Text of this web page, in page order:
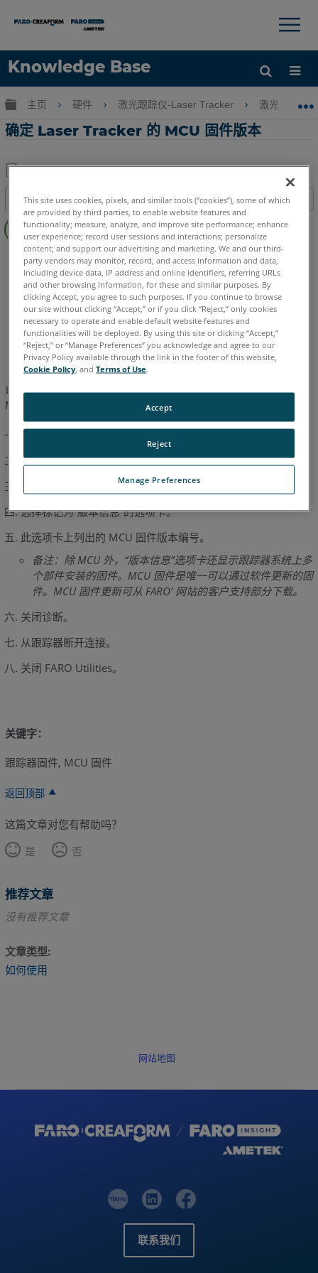
Knowledge Base
语言
×
扩展/隐缩全局层次
主页 硬件 激光跟踪仪-Laser Tracker 激光跟踪仪-
确定 Laser Tracker 的 MCU 固件版本
另
存
为
PDF
目录
无
眉
Laser Tracker Vantage ION Si X Xi
德语 意大利语 日语 法语 简体中文 英语 葡萄牙语
西班牙语 韩语
以下步骤可用于确定您的 FARO Laser Tracker 上当前安装的
MCU 固件版本：
打开 FARO Utilities。
按“连接”按钮，然后按“确定”以连接到跟踪器。
选择标记为“版本信息”的选项卡。
此选项卡上列出的 MCU 固件版本编号。
备注：除 MCU 外，“版本信息”选项卡还显示跟踪器系统上多
个部件安装的固件。MCU 固件是唯一可以通过软件更新的固
件。MCU 固件更新可从 FARO’ 网站的客户支持部分下载。
关闭诊断。
从跟踪器断开连接。
关闭 FARO Utilities。
关键字：
跟踪器固件, MCU 固件
返回顶部
这篇文章对您有帮助吗？
是
否
推荐文章
没有推荐文章
文章类型
如何使用
网站地图
联系我们
This site uses cookies, pixels, and similar tools (“cookies”), some of which
are provided by third parties, to enable website features and
functionality; measure, analyze, and improve site performance; enhance
user experience; record user sessions and interactions; personalize
content; and support our advertising and marketing. We and our third-
party vendors may monitor, record, and access information and data,
including device data, IP address and online identifiers, referring URLs
and other browsing information, for these and similar purposes. By
clicking Accept, you agree to such purposes. If you continue to browse
our site without clicking “Accept,” or if you click “Reject,” only cookies
necessary to operate and enable default website features and
functionalities will be deployed. By using this site or clicking “Accept,”
“Reject,” or “Manage Preferences” you acknowledge and agree to our
Privacy Policy available through the link in the footer of this website,
Cookie Policy , andTerms of Use.
Manage Preferences
Reject
Accept